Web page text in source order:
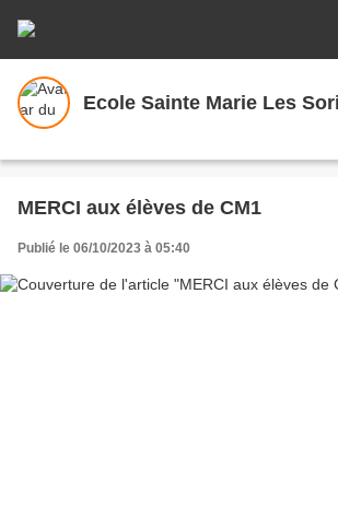
Ecole Sainte
MERCI aux élèves de CM1
Publié le 06/10/2023 à 05:40